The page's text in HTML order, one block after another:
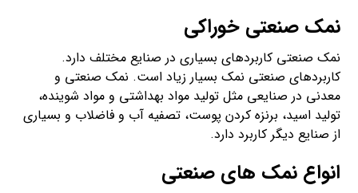
نمک صنعتی خوراکی
نمک صنعتی کاربردهای بسیاری در صنایع مختلف دارد.
کاربردهای صنعتی نمک بسیار زیاد است. نمک صنعتی و
معدنی در صنایعی مثل تولید مواد بهداشتی و مواد شوینده،
تولید اسید، برنزه کردن پوست، تصفیه آب و فاضلاب و بسیاری
از صنایع دیگر کاربرد دارد.
انواع نمک های صنعتی